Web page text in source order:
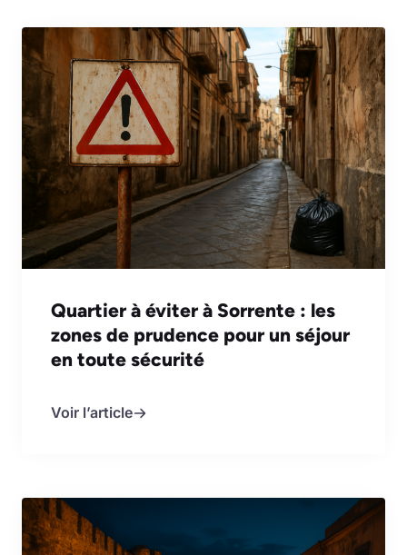
Quartier à éviter à Sorrente : les
zones de prudence pour un séjour
en toute sécurité
Voir l’article